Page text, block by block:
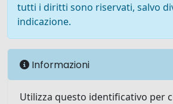
tutti i diritti sono riservati, salvo
indicazione.
Informazioni
Utilizza questo identificativo per